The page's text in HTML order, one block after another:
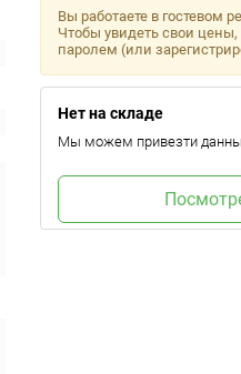
Вы работаете в гостевом
Чтобы увидеть свои
паролем (или
Нет на складе
Мы можем привезти